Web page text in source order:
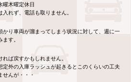
曜木曜定休日
れず、電話も取りません。
かり車両が溜まってしまう状況に対して、週に一
す。
ば戻すかもしれません。
定外の入庫ラッシュが起きるとこのくらいの工夫
せんが・・・